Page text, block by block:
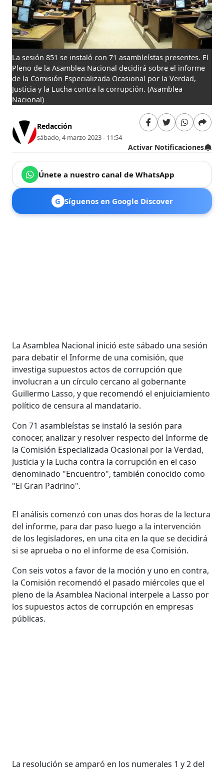
La sesión 851 se instaló con 71 asambleístas presentes. El
Pleno de la Asamblea Nacional decidirá sobre el informe
de la Comisión Especializada Ocasional por la Verdad,
Justicia y la Lucha contra la corrupción. (Asamblea
Nacional)
Redacción
sábado, 4 marzo 2023 - 11:54
Activar Notificaciones
Únete a nuestro canal de WhatsApp
G Síguenos en Google Discover
La Asamblea Nacional inició este sábado una sesión
para debatir el Informe de una comisión, que
investiga supuestos actos de corrupción que
involucran a un círculo cercano al gobernante
Guillermo Lasso, y que recomendó el enjuiciamiento
político de censura al mandatario.
Con 71 asambleístas se instaló la sesión para
conocer, analizar y resolver respecto del Informe de
la Comisión Especializada Ocasional por la Verdad,
Justicia y la Lucha contra la corrupción en el caso
denominado "Encuentro", también conocido como
"El Gran Padrino".
El análisis comenzó con unas dos horas de la lectura
del informe, para dar paso luego a la intervención
de los legisladores, en una cita en la que se decidirá
si se aprueba o no el informe de esa Comisión.
Con seis votos a favor de la moción y uno en contra,
la Comisión recomendó el pasado miércoles que el
pleno de la Asamblea Nacional interpele a Lasso por
los supuestos actos de corrupción en empresas
públicas.
La resolución se amparó en los numerales 1 y 2 del